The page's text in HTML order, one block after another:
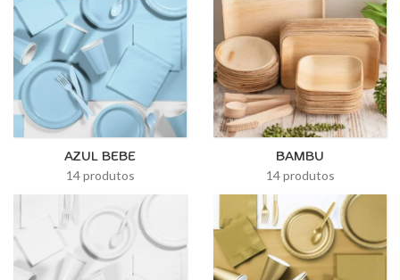
AZUL BEBE
14 produtos
BAMBU
14 produtos